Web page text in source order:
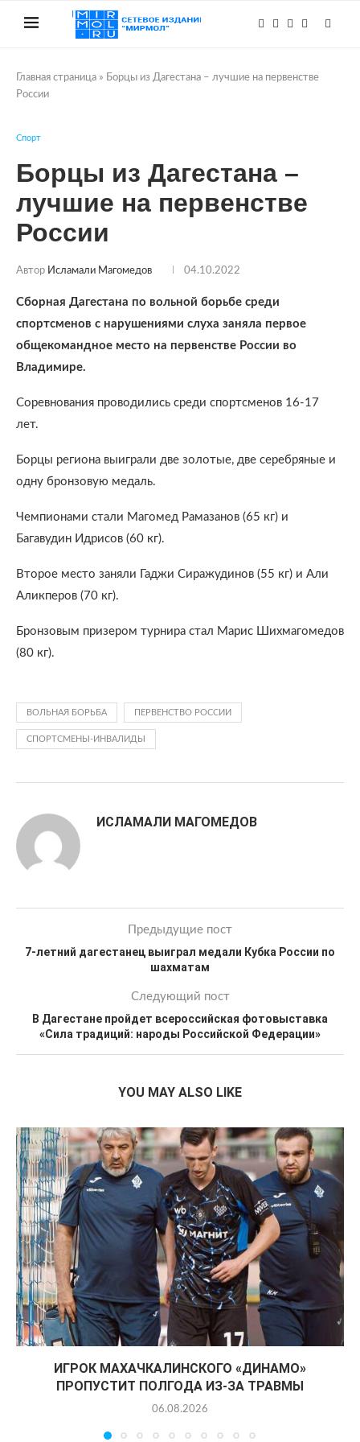
Главная страница » Борцы из Дагестана – лучшие на первенстве
России
Спорт
Борцы из Дагестана –
лучшие на первенстве
России
Автор Исламали Магомедов 04.10.2022
Сборная Дагестана по вольной борьбе среди
спортсменов с нарушениями слуха заняла первое
общекомандное место на первенстве России во
Владимире.
Соревнования проводились среди спортсменов 16-17
лет.
Борцы региона выиграли две золотые, две серебряные и
одну бронзовую медаль.
Чемпионами стали Магомед Рамазанов (65 кг) и
Багавудин Идрисов (60 кг).
Второе место заняли Гаджи Сиражудинов (55 кг) и Али
Аликперов (70 кг).
Бронзовым призером турнира стал Марис Шихмагомедов
(80 кг).
ВОЛЬНАЯ БОРЬБА ПЕРВЕНСТВО РОССИИ
СПОРТСМЕНЫ-ИНВАЛИДЫ
ИСЛАМАЛИ МАГОМЕДОВ
Предыдущие пост
7-летний дагестанец выиграл медали Кубка России по
шахматам
Следующий пост
В Дагестане пройдет всероссийская фотовыставка
«Сила традиций: народы Российской Федерации»
YOU MAY ALSO LIKE
ИГРОК МАХАЧКАЛИНСКОГО «ДИНАМО»
ПРОПУСТИТ ПОЛГОДА ИЗ-ЗА ТРАВМЫ
06.08.2026